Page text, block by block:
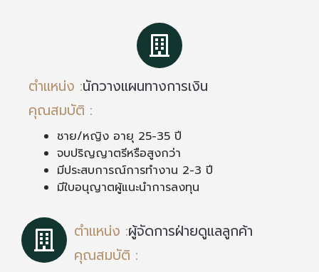
ตำแหน่ง :นักวางแผนทางการเงิน
คุณสมบัติ :
ชาย/หญิง อายุ 25-35 ปี
จบปริญญาตรีหรือสูงกว่า
มีประสบการณ์การทำงาน 2-3 ปี
มีใบอนุญาตผู้แนะนำการลงทุน
ตำแหน่ง :ผู้จัดการฝ่ายดูแลลูกค้า
คุณสมบัติ :